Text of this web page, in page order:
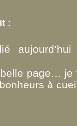
:
page… je
à